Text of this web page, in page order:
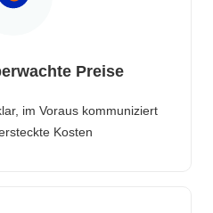
Preise
im Voraus kommuniziert
Kosten